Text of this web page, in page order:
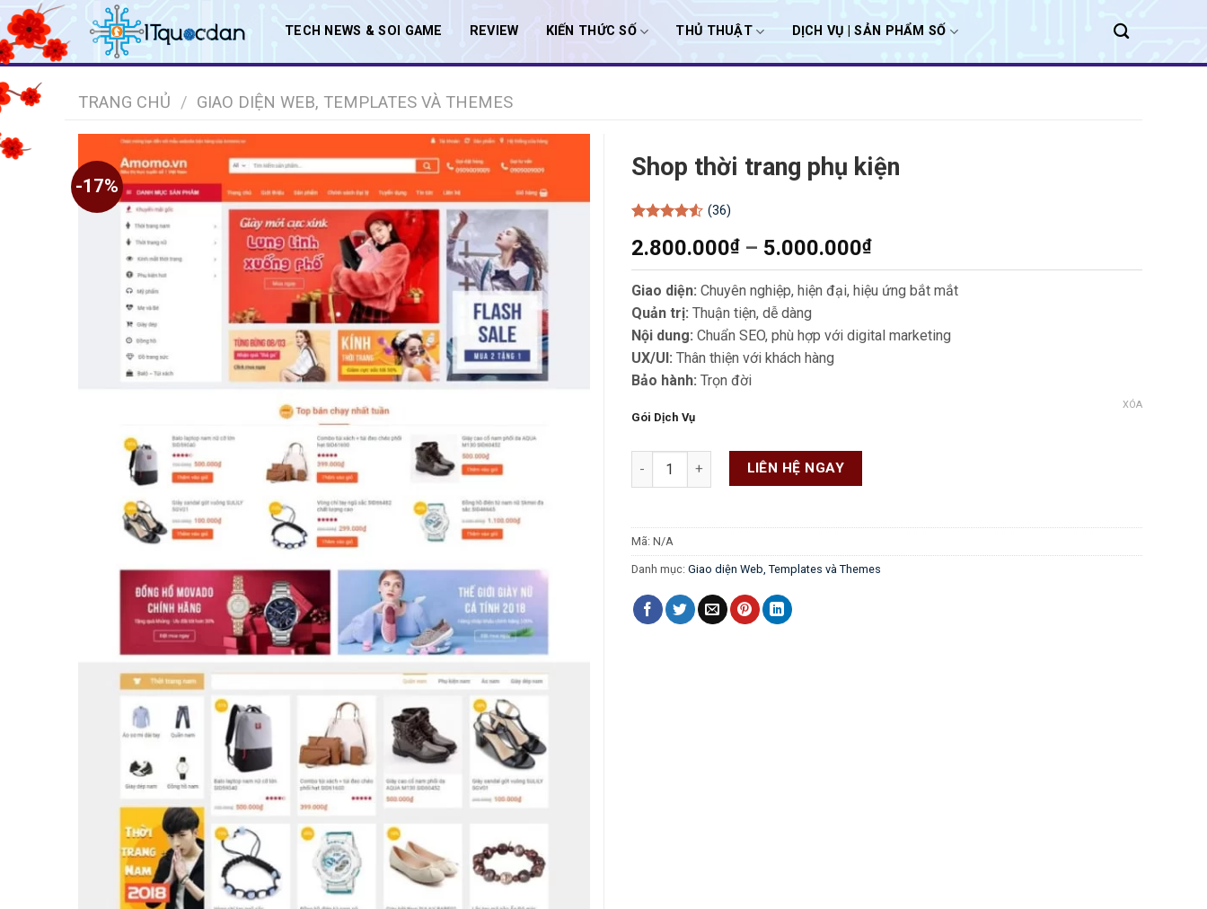
Skip
to
content
TECH NEWS & SOI GAME REVIEW KIẾN THỨC SỐ THỦ THUẬT DỊCH VỤ | SẢN PHẨM SỐ
TRANG CHỦ / GIAO DIỆN WEB, TEMPLATES VÀ THEMES
-17%
Shop thời trang phụ kiện
hạng4.5
5 sao
(36)
2.800.000₫– 5.000.000₫
Giao diện: Chuyên nghiệp, hiện đại, hiệu ứng bắt mắt
Quản trị: Thuận tiện, dễ dàng
Nội dung: Chuẩn SEO, phù hợp với digital marketing
UX/UI: Thân thiện với khách hàng
Bảo hành: Trọn đời
Gói Dịch Vụ
XÓA
Shop thời trang phụ kiện số lượng
LIÊN HỆ NGAY
Mã: N/A
Danh mục: Giao diện Web, Templates và Themes